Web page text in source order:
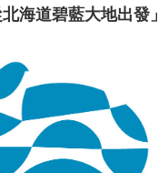
海道碧藍大地出發」